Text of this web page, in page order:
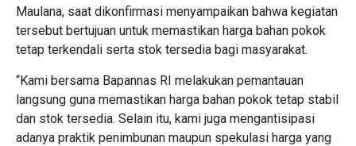
Maulana, saat dikonfirmasi menyampaikan bahwa kegiatan
tersebut bertujuan untuk memastikan harga bahan pokok
tetap terkendali serta stok tersedia bagi masyarakat.
“Kami bersama Bapannas RI melakukan pemantauan
langsung guna memastikan harga bahan pokok tetap stabil
dan stok tersedia. Selain itu, kami juga mengantisipasi
adanya praktik penimbunan maupun spekulasi harga yang